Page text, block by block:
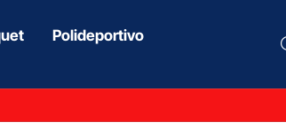
Polideportivo